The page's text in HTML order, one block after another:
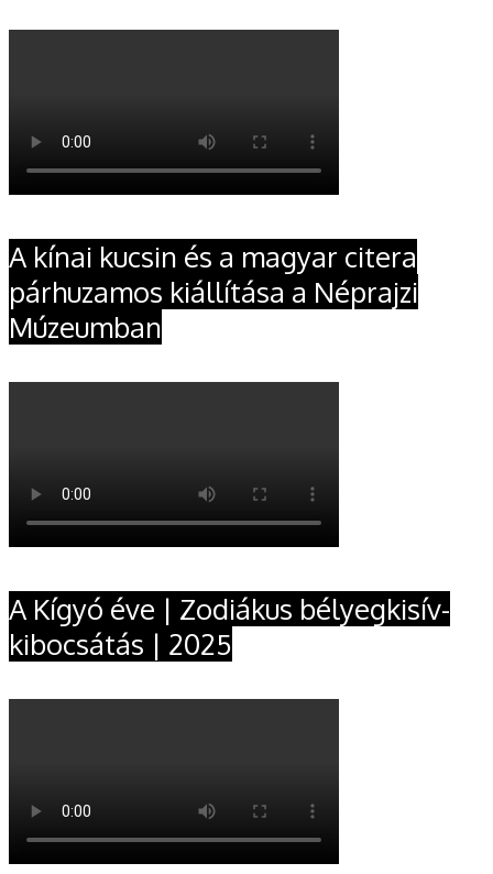
A kínai kucsin és a magyar citera
párhuzamos kiállítása a Néprajzi
Múzeumban
A Kígyó éve | Zodiákus bélyegkisív-
kibocsátás | 2025